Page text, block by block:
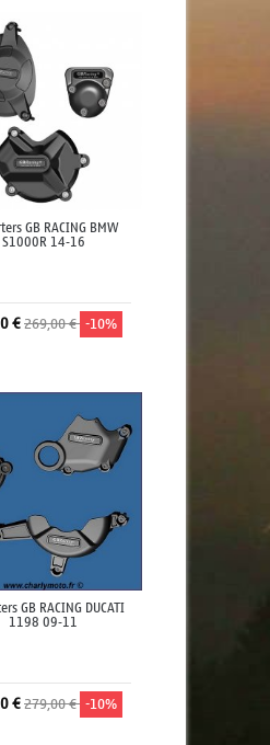
GB RACING BMW
S1000R 14-16
€269,00 € -10%
GB RACING DUCATI
1198 09-11
€279,00 € -10%